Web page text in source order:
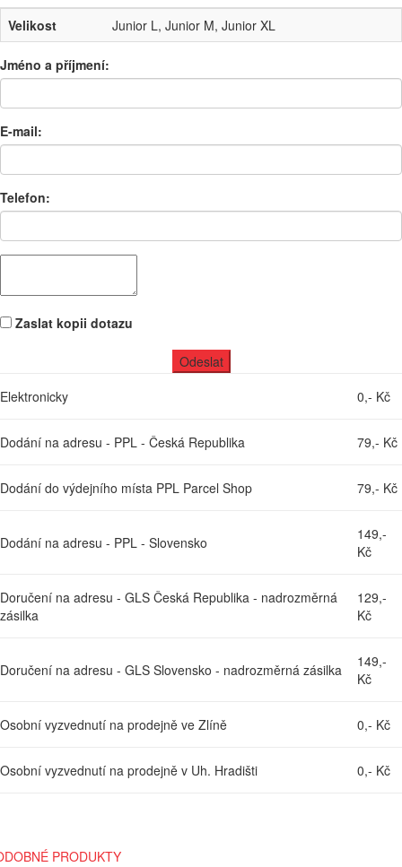
Velikost
Junior L, Junior M, Junior XL
Jméno a příjmení:
E-mail:
Telefon:
Zaslat kopii dotazu
Elektronicky 0,- Kč
Dodání na adresu - PPL - Česká Republika 79,- Kč
Dodání do výdejního místa PPL Parcel Shop 79,- Kč
Dodání na adresu - PPL - Slovensko
149,-
Kč
Doručení na adresu - GLS Česká Republika - nadrozměrná
zásilka
129,-
Kč
Doručení na adresu - GLS Slovensko - nadrozměrná zásilka
149,-
Kč
Osobní vyzvednutí na prodejně ve Zlíně 0,- Kč
Osobní vyzvednutí na prodejně v Uh. Hradišti 0,- Kč
PRODUKTY